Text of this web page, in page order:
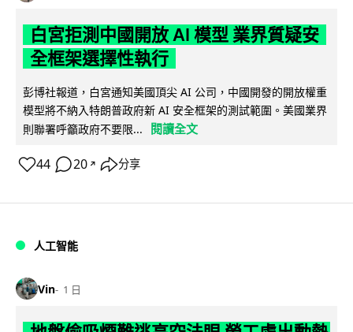
白宮拒測中國開放 AI 模型 業界質疑安
全框架選擇性執行
彭博社報道，白宮通知美國頂尖 AI 公司，中國開發的開放權重
模型將不納入特朗普政府新 AI 安全框架的測試範圍。美國業界
則聯署呼籲政府不要限...
閱讀全文
44 20 ↗ 分享
人工智能
Vin 1 日